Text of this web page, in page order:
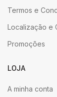
Termos e
Localização e
Promoções
LOJA
A minha conta